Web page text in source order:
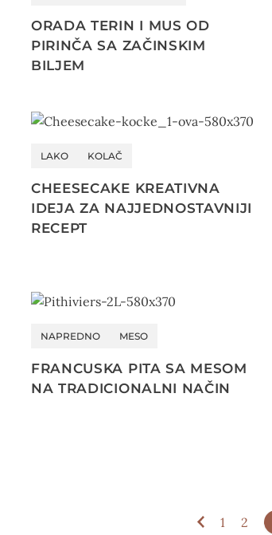
ORADA TERIN I MUS OD
PIRINČA SA ZAČINSKIM
BILJEM
LAKO KOLAČ
CHEESECAKE KREATIVNA
IDEJA ZA NAJJEDNOSTAVNIJI
RECEPT
NAPREDNO MESO
FRANCUSKA PITA SA MESOM
NA TRADICIONALNI NAČIN
1 2